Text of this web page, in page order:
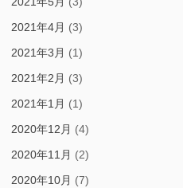
2021年4月 (3)
2021年3月 (1)
2021年2月 (3)
2021年1月 (1)
2020年12月 (4)
2020年11月 (2)
2020年10月 (7)